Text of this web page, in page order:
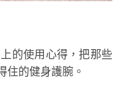
的使用心得，把那些
住的健身護腕。